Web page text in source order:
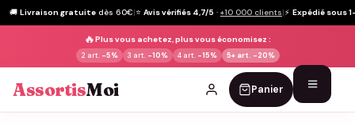
🚚 Livraison gratuite dès 60€|⭐ Avis vérifiés 4,7/5 · +10 000 clients|⚡ Expédié sous
🔥Plus vous achetez, plus vous économisez :
2 art. -5% 3 art. -10% 4 art. -15% 5+ art. -20%
AssortisMoi Panier